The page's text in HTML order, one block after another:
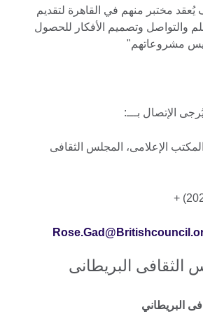
مختبر منهم في القاهرة لتقديم
والتواصل وتصميم الأفكار للحصول
مشروعاتهم"
الإتصال بـــ:
الإعلامى، المجلس الثقافى
الثقافى البريطانى
البريطاني